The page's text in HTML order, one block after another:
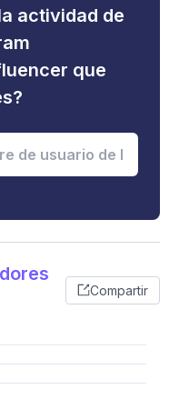
actividad de
que
Compartir